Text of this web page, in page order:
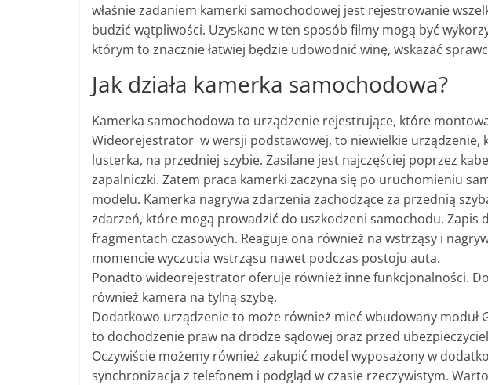
właśnie zadaniem kamerki samochodowej jest rejestrowanie
budzić wątpliwości. Uzyskane w ten sposób filmy mogą być
którym to znacznie łatwiej będzie udowodnić winę, wskazać
Jak działa kamerka samochodowa?
Kamerka samochodowa to urządzenie rejestrujące, które
Wideorejestrator w wersji podstawowej, to niewielkie urządzenie,
lusterka, na przedniej szybie. Zasilane jest najczęściej poprzez
zapalniczki. Zatem praca kamerki zaczyna się po uruchomieniu
modelu. Kamerka nagrywa zdarzenia zachodzące za przednią
zdarzeń, które mogą prowadzić do uszkodzeni samochodu. Zapis
fragmentach czasowych. Reaguje ona również na wstrząsy i
momencie wyczucia wstrząsu nawet podczas postoju auta.
Ponadto wideorejestrator oferuje również inne funkcjonalności.
również kamera na tylną szybę.
Dodatkowo urządzenie to może również mieć wbudowany moduł
to dochodzenie praw na drodze sądowej oraz przed
Oczywiście możemy również zakupić model wyposażony w
synchronizacja z telefonem i podgląd w czasie rzeczywistym.